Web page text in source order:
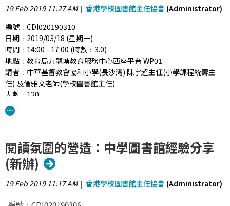
19 Feb 2019 11:27 AM| 香港學校圖書館主任協會 (Administrator)
編號﹕CDI020190310
日期﹕2019/03/18 (星期一)
時間﹕14:00 - 17:00 (時數﹕3.0)
地點﹕教育局九龍塘教育服務中心西座平台 WP01
講者﹕中華基督教會協和小學(長沙灣) 陳宇超主任(小學課程統籌主
任) 及倫雅文老師(學校圖書館主任)
人數﹕120
活動目標﹕本節旨在分享學校圖書館主任在設計與推行富趣味的閱讀
活動詳情﹕
內容包括：
1. 富趣味的閱讀活動介紹
2. 透過互相扣連各項活動以深化閱讀的策略
3. 促進圖書館與學科的協作的策略
閱讀氛圍的營造：中學圖書館經驗分享
(新辦)
19 Feb 2019 11:17 AM| 香港學校圖書館主任協會 (Administrator)